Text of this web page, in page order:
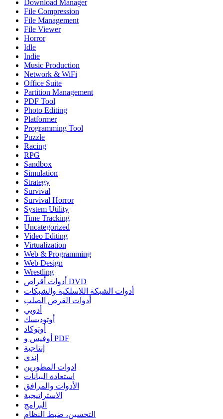
Download Manager
File Compression
File Management
File Viewer
Horror
Idle
Indie
Music Production
Network & WiFi
Office Suite
Partition Management
PDF Tool
Photo Editing
Platformer
Programming Tool
Puzzle
Racing
RPG
Sandbox
Simulation
Strategy
Survival
Survival Horror
System Utility
Time Tracking
Uncategorized
Video Editing
Virtualization
Web & Programming
Web Design
Wrestling
أدوات أقراص DVD
أدوات الشبكة اللاسلكية والشبكات
أدوات القرص الصلب
أدوبي
أوتوديسك
أوتوكاد
أوفيس و PDF
إنتاجية
إندي
ادوات المطورين
استعادة البيانات
الأدوات والمرافق
الاستراتيجية
البرامج
التحسين، ضبط النظام